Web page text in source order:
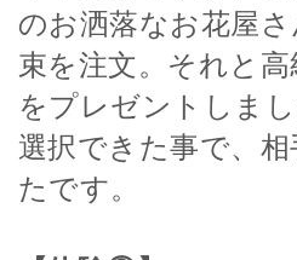
のお洒落なお花屋
束を注文。それと
をプレゼントしま
選択できた事で、
たです。